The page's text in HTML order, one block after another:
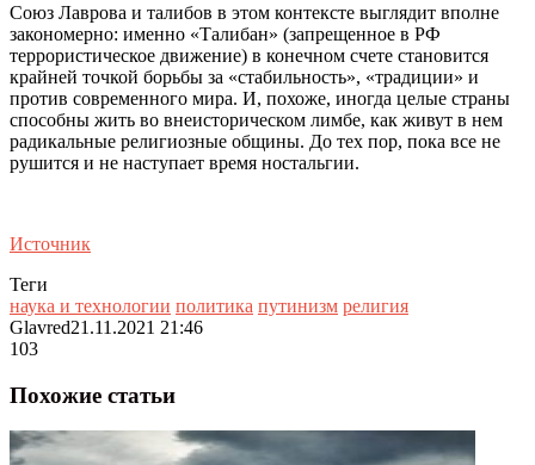
Союз Лаврова и талибов в этом контексте выглядит вполне
закономерно: именно «Талибан» (запрещенное в РФ
террористическое движение) в конечном счете становится
крайней точкой борьбы за «стабильность», «традиции» и
против современного мира. И, похоже, иногда целые страны
способны жить во внеисторическом лимбе, как живут в нем
радикальные религиозные общины. До тех пор, пока все не
рушится и не наступает время ностальгии.
Источник
Теги
наука и технологии политика путинизм религия
Glavred21.11.2021 21:46
103
Похожие статьи